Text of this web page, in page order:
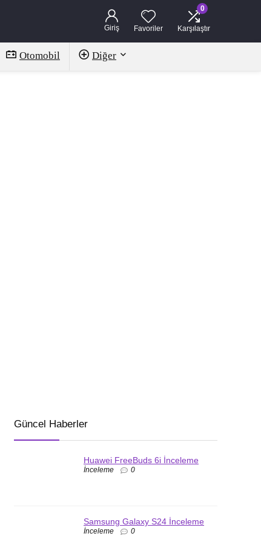
Giriş Favoriler
0
Karşılaştır
Otomobil Diğer
Güncel Haberler
Huawei FreeBuds 6i İnceleme
İnceleme 0
Samsung Galaxy S24 İnceleme
İnceleme 0